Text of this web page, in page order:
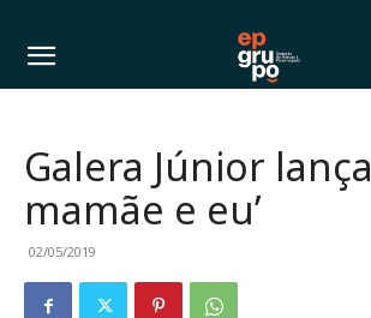
Galera Júnior lança
mamãe e eu’
02/05/2019